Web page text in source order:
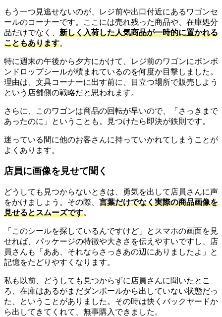
もう一つ見逃せないのが、レジ前や出口付近にあるワゴンセ
ールのコーナーです。ここには売れ残った商品や、在庫処分
品だけでなく、 新しく入荷した人気商品が一時的に置かれる
こともあります。
特に週末の午後から夕方にかけて、レジ前のワゴンにボンボ
ンドロップシールが積まれているのを何度か目撃しました。
理由は、文具コーナーに出す前に、目立つ場所で販売しよう
という店舗側の戦略だと思われます。
さらに、このワゴンは商品の回転が早いので、「さっきまで
あったのに」ということも。見つけたら即決が鉄則です。
迷っている間に他のお客さんに持っていかれてしまうことが
よくあります。
店員に画像を見せて聞く
どうしても見つからないときは、勇気を出して店員さんに声
をかけましょう。その際、 言葉だけでなく実際の商品画像を
見せるとスムーズです。
「このシールを探しているんですけど」とスマホの画面を見
せれば、パッケージの特徴や大きさを伝えやすいですし、店
員さんも「ああ、それならさっきあの辺にありましたよ」と
記憶をたどりやすくなります。
私も以前、どうしても見つからずに店員さんに聞いたとこ
ろ、在庫はあるがまだダンボールから出していない状態だっ
た、ということがありました。その時は快くバックヤードか
ら出してきてくれて、無事購入できました。